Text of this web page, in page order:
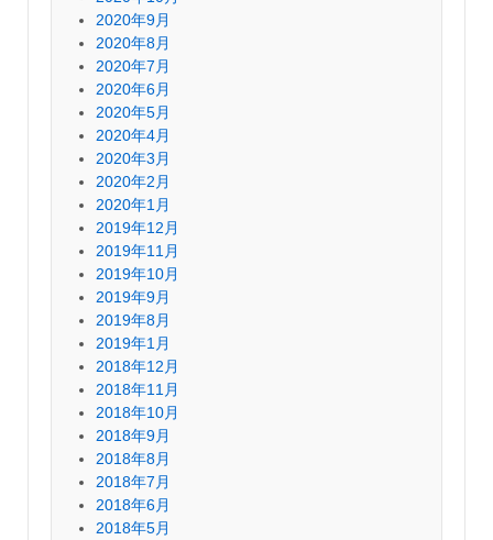
2020年9月
2020年8月
2020年7月
2020年6月
2020年5月
2020年4月
2020年3月
2020年2月
2020年1月
2019年12月
2019年11月
2019年10月
2019年9月
2019年8月
2019年1月
2018年12月
2018年11月
2018年10月
2018年9月
2018年8月
2018年7月
2018年6月
2018年5月